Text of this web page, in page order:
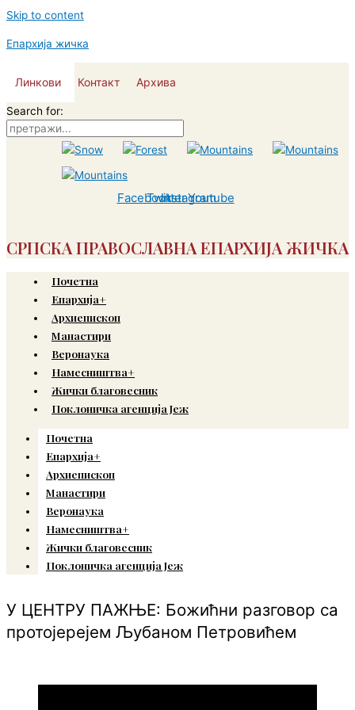
Skip to content
Епархија жичка
Линкови Контакт Архива
Search for:
Facebook
Twitter
Instagram
Youtube
СРПСКА ПРАВОСЛАВНА ЕПАРХИЈА ЖИЧКА
Почетна
Епархија+
Архиепископ
Манастири
Веронаука
Намесништва+
Жички благовесник
Поклоничка агенција Јеж
Почетна
Епархија+
Архиепископ
Манастири
Веронаука
Намесништва+
Жички благовесник
Поклоничка агенција Јеж
У ЦЕНТРУ ПАЖЊЕ: Божићни разговор са
протојерејем Љубаном Петровићем